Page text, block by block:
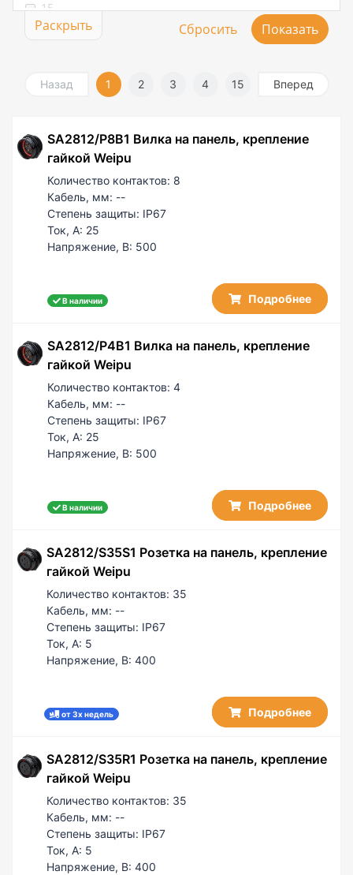
15
25
32
100
Раскрыть
Назад 1 2 3 4 15 Вперед
SA2812/P8B1 Вилка на панель, крепление
гайкой Weipu
Количество контактов: 8
Кабель, мм: --
Степень защиты: IP67
Ток, А: 25
Напряжение, В: 500
В наличии Подробнее
SA2812/P4B1 Вилка на панель, крепление
гайкой Weipu
Количество контактов:4
Кабель, мм: --
Степень защиты: IP67
Ток, А: 25
Напряжение, В: 500
В наличии Подробнее
SA2812/S35S1 Розетка на панель, крепление
гайкой Weipu
Количество контактов: 35
Кабель, мм: --
Степень защиты: IP67
Ток, А: 5
Напряжение, В: 400
от 3х недель Подробнее
SA2812/S35R1 Розетка на панель, крепление
гайкой Weipu
Количество контактов: 35
Кабель, мм: --
Степень защиты: IP67
Ток, А: 5
Напряжение, В: 400